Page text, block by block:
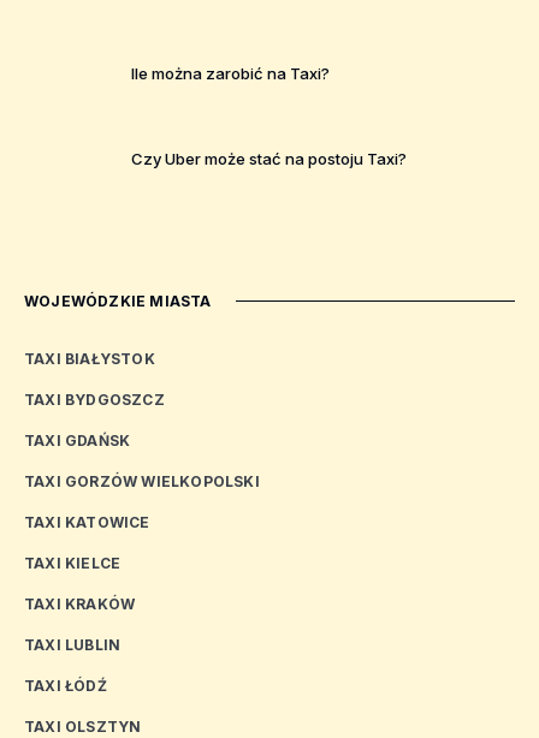
Ile można zarobić na Taxi?
Czy Uber może stać na postoju Taxi?
WOJEWÓDZKIE MIASTA
TAXI BIAŁYSTOK
TAXI BYDGOSZCZ
TAXI GDAŃSK
TAXI GORZÓW WIELKOPOLSKI
TAXI KATOWICE
TAXI KIELCE
TAXI KRAKÓW
TAXI LUBLIN
TAXI ŁÓDŹ
TAXI OLSZTYN